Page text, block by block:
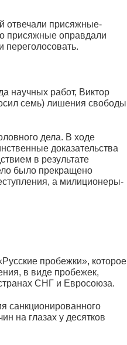
отвечали присяжные-
присяжные оправдали
научных работ, Виктор
семь) лишения свободы
дела. В ходе
доказательства
в результате
было прекращено
а милиционеры-
пробежки», которое
в виде пробежек,
СНГ и Евросоюза.
санкционированного
на глазах у десятков